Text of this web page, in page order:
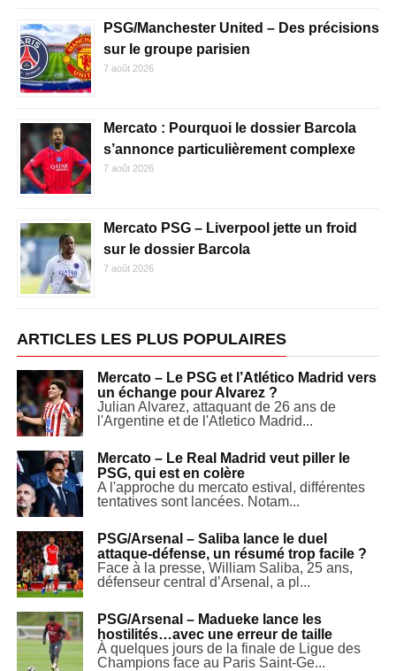
PSG/Manchester United – Des précisions
sur le groupe parisien
7 août 2026
Mercato : Pourquoi le dossier Barcola
s’annonce particulièrement complexe
7 août 2026
Mercato PSG – Liverpool jette un froid
sur le dossier Barcola
7 août 2026
ARTICLES LES PLUS POPULAIRES
Mercato – Le PSG et l’Atlético Madrid vers
un échange pour Alvarez ?
Julian Alvarez, attaquant de 26 ans de
l'Argentine et de l'Atletico Madrid...
Mercato – Le Real Madrid veut piller le
PSG, qui est en colère
A l'approche du mercato estival, différentes
tentatives sont lancées. Notam...
PSG/Arsenal – Saliba lance le duel
attaque-défense, un résumé trop facile ?
Face à la presse, William Saliba, 25 ans,
défenseur central d’Arsenal, a pl...
PSG/Arsenal – Madueke lance les
hostilités…avec une erreur de taille
À quelques jours de la finale de Ligue des
Champions face au Paris Saint-Ge...